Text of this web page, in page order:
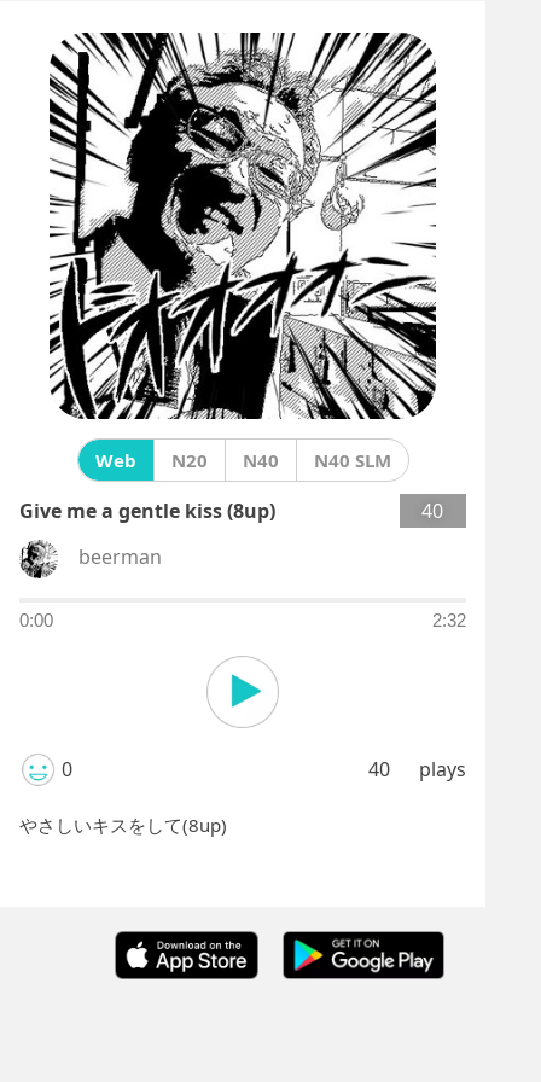
Web N20 N40 N40 SLM
Give me a gentle kiss (8up)
40
beerman
0:00 2:32
0 40 plays
やさしいキスをして(8up)